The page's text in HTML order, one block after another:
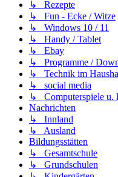
↳ Rezepte
↳ Fun - Ecke / Witze
↳ Windows 10 / 11
↳ Handy / Tablet
↳ Ebay
↳ Programme /
↳ Technik im
↳ social media
↳ Computerspiele u.
Nachrichten
↳ Innland
↳ Ausland
Bildungsstätten
↳ Gesamtschule
↳ Grundschulen